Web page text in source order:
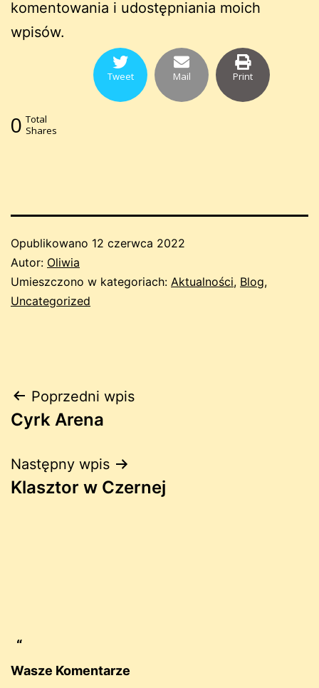
komentowania i udostępniania moich
wpisów.
Tweet Mail Print
0 Total
Shares
Opublikowano 12 czerwca 2022
Autor: Oliwia
Umieszczono w kategoriach: Aktualności, Blog,
Uncategorized
Nawigacja
wpisu
Poprzedni wpis
Cyrk Arena
Następny wpis
Klasztor w Czernej
Wasze Komentarze